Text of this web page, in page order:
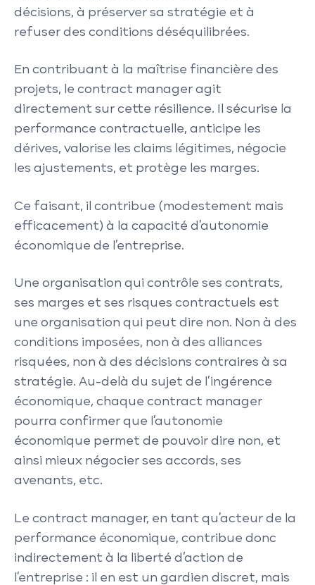
décisions, à préserver sa stratégie et à
refuser des conditions déséquilibrées.
En contribuant à la maîtrise financière des
projets, le contract manager agit
directement sur cette résilience. Il sécurise la
performance contractuelle, anticipe les
dérives, valorise les claims légitimes, négocie
les ajustements, et protège les marges.
Ce faisant, il contribue (modestement mais
efficacement) à la capacité d’autonomie
économique de l’entreprise.
Une organisation qui contrôle ses contrats,
ses marges et ses risques contractuels est
une organisation qui peut dire non. Non à des
conditions imposées, non à des alliances
risquées, non à des décisions contraires à sa
stratégie. Au-delà du sujet de l’ingérence
économique, chaque contract manager
pourra confirmer que l’autonomie
économique permet de pouvoir dire non, et
ainsi mieux négocier ses accords, ses
avenants, etc.
Le contract manager, en tant qu’acteur de la
performance économique, contribue donc
indirectement à la liberté d’action de
l’entreprise : il en est un gardien discret, mais